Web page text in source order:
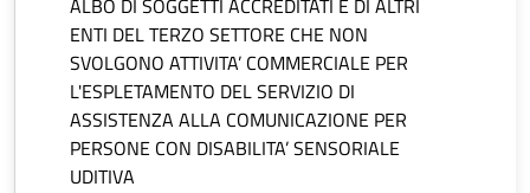
ALBO DI SOGGETTI ACCREDITATI E DI ALTRI
ENTI DEL TERZO SETTORE CHE NON
SVOLGONO ATTIVITA’ COMMERCIALE PER
L'ESPLETAMENTO DEL SERVIZIO DI
ASSISTENZA ALLA COMUNICAZIONE PER
PERSONE CON DISABILITA’ SENSORIALE
UDITIVA